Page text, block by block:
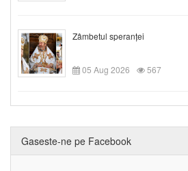
Zâmbetul speranței
05 Aug 2026 567
Gaseste-ne pe Facebook